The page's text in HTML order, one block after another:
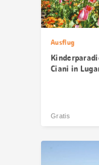
Ausflug
Ciani in
Gratis